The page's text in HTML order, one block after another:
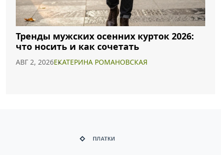
Тренды мужских осенних курток 2026:
что носить и как сочетать
АВГ 2, 2026ЕКАТЕРИНА РОМАНОВСКАЯ